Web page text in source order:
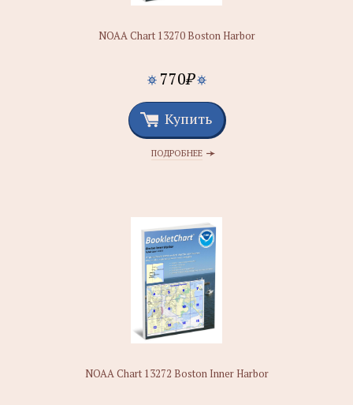
NOAA Chart 13270 Boston Harbor
770₽
Купить
ПОДРОБНЕЕ
NOAA Chart 13272 Boston Inner Harbor